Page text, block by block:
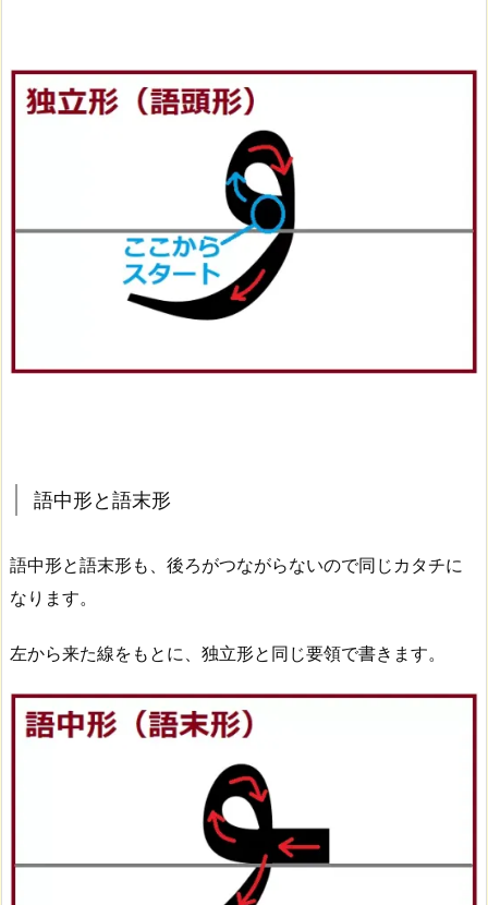
語中形と語末形
語中形と語末形も、後ろがつながらないので同じカタチに
なります。
左から来た線をもとに、独立形と同じ要領で書きます。